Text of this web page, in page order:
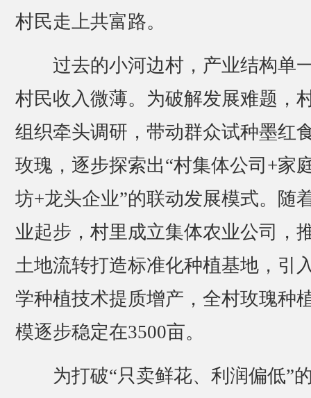
村民走上共富路。
过去的小河边村，产业结构单
村民收入微薄。为破解发展难题，
组织牵头调研，带动群众试种墨红
玫瑰，逐步探索出“村集体公司+家
坊+龙头企业”的联动发展模式。随
业起步，村里成立集体农业公司，
土地流转打造标准化种植基地，引
学种植技术提质增产，全村玫瑰种
模逐步稳定在3500亩。
为打破“只卖鲜花、利润偏低”